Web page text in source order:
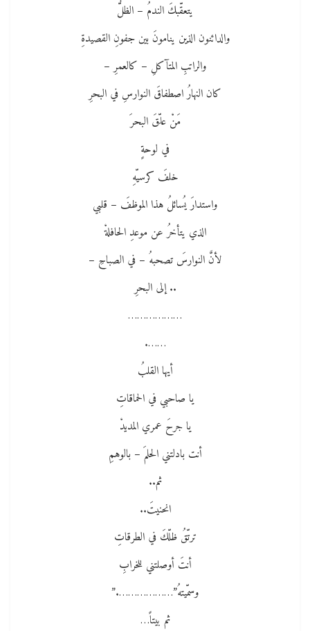
يتعقّبكَ الندمُ – الظلُّ
والدائنون الذين ينامونَ بين جفونِ القصيدةِ
والراتبِ المتآكلِ – كالعمرِ –
كان النهارُ اصطفاقَ النوارسِ في البحرِ
مَنْ علّقَ البحرَ
في لوحةٍ
خلفَ كرسيّهِ
واستدارَ يُسائلُ هذا الموظفَ – قلبي
الذي يتأخرُ عن موعدِ الحافلةْ
لأنَّ النوارسَ تصحبهُ – في الصباحِ –
.. إلى البحرِ
………………
…….
أيها القلبُ
يا صاحبي في الحماقاتِ
يا جرحَ عمري المديدْ
أنت بادلتني الحلمَ – بالوهمِ
ثم..
انحنيتَ..
ترتّقُ ظلّكَ في الطرقاتِ
أنتَ أوصلتني للخرابِ
وسمّيتهُ”……………….”
ثم بيتاً…